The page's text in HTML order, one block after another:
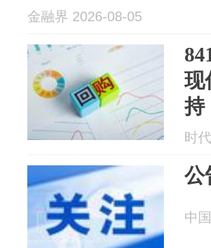
金融界 2026-08-05
现
持
时
公
中